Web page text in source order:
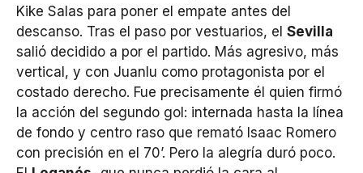
Kike Salas para poner el empate antes del
descanso. Tras el paso por vestuarios, el Sevilla
salió decidido a por el partido. Más agresivo, más
vertical, y con Juanlu como protagonista por el
costado derecho. Fue precisamente él quien firmó
la acción del segundo gol: internada hasta la línea
de fondo y centro raso que remató Isaac Romero
con precisión en el 70’. Pero la alegría duró poco.